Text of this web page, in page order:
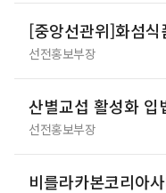
선전홍보부장
선전홍보부장